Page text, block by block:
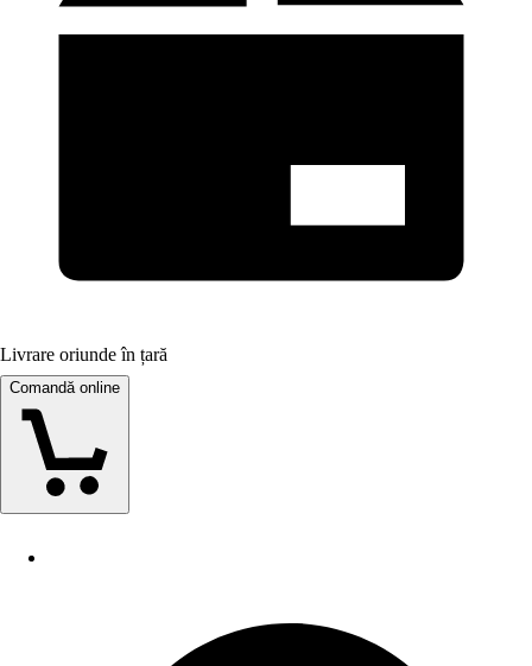
Livrare oriunde în țară
Comandă online